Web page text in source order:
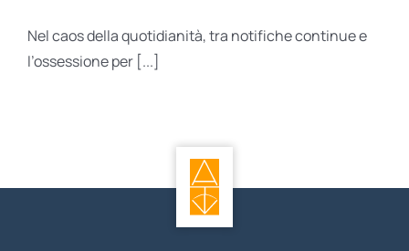
Nel caos della quotidianità, tra notifiche continue e
l’ossessione per [...]